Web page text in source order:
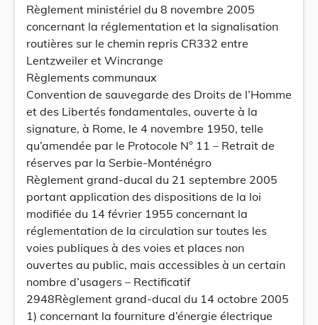
Règlement ministériel du 8 novembre 2005
concernant la réglementation et la signalisation
routières sur le chemin repris CR332 entre
Lentzweiler et Wincrange
Règlements communaux
Convention de sauvegarde des Droits de l’Homme
et des Libertés fondamentales, ouverte à la
signature, à Rome, le 4 novembre 1950, telle
qu’amendée par le Protocole N° 11 – Retrait de
réserves par la Serbie-Monténégro
Règlement grand-ducal du 21 septembre 2005
portant application des dispositions de la loi
modifiée du 14 février 1955 concernant la
réglementation de la circulation sur toutes les
voies publiques à des voies et places non
ouvertes au public, mais accessibles à un certain
nombre d’usagers – Rectificatif
2948Règlement grand-ducal du 14 octobre 2005
1) concernant la fourniture d’énergie électrique